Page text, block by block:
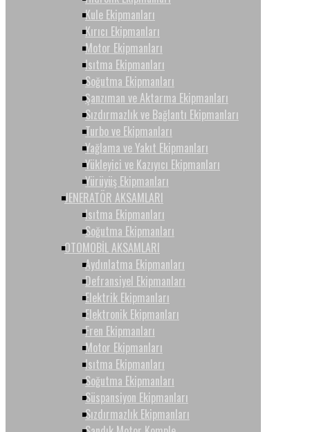
Kule Ekipmanları
Kırıcı Ekipmanları
Motor Ekipmanları
Isıtma Ekipmanları
Soğutma Ekipmanları
Şanzıman ve Aktarma Ekipmanları
Sızdırmazlık ve Bağlantı Ekipmanları
Turbo ve Ekipmanları
Yağlama ve Yakıt Ekipmanları
Yükleyici ve Kazıyıcı Ekipmanları
Yürüyüş Ekipmanları
JENERATÖR AKSAMLARI
Isıtma Ekipmanları
Soğutma Ekipmanları
OTOMOBİL AKSAMLARI
Aydınlatma Ekipmanları
Defransiyel Ekipmanları
Elektrik Ekipmanları
Elektronik Ekipmanları
Fren Ekipmanları
Motor Ekipmanları
Isıtma Ekipmanları
Soğutma Ekipmanları
Süspansiyon Ekipmanları
Sızdırmazlık Ekipmanları